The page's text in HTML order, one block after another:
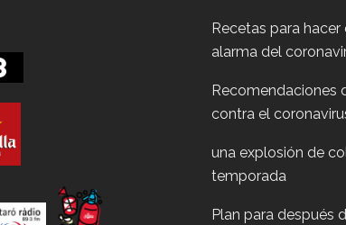
Recetas para
alarma del
Recomendaciones
contra el
una explosión de
temporada
Plan para después